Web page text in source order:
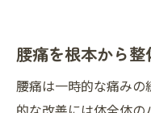
腰痛を根本から
腰痛は一時的な痛み